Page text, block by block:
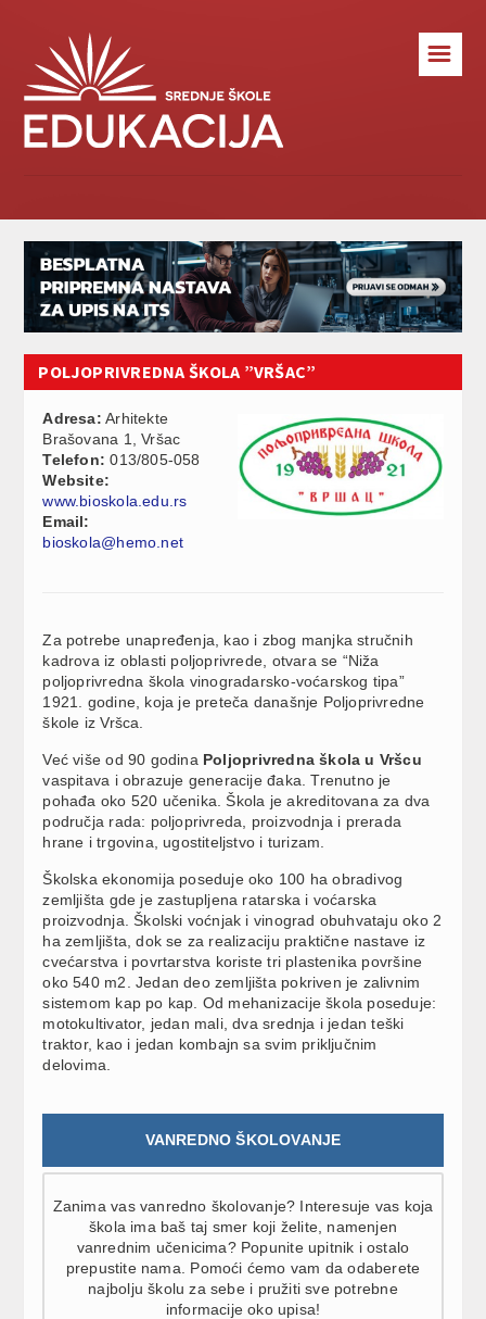
☰
POLJOPRIVREDNA ŠKOLA ”VRŠAC”
Adresa: Arhitekte
Brašovana 1, Vršac
Telefon: 013/805-058
Website:
www.bioskola.edu.rs
Email:
bioskola@hemo.net
Za potrebe unapređenja, kao i zbog manjka stručnih
kadrova iz oblasti poljoprivrede, otvara se “Niža
poljoprivredna škola vinogradarsko-voćarskog tipa”
1921. godine, koja je preteča današnje Poljoprivredne
škole iz Vršca.
Već više od 90 godina Poljoprivredna škola u Vršcu
vaspitava i obrazuje generacije đaka. Trenutno je
pohađa oko 520 učenika. Škola je akreditovana za dva
područja rada: poljoprivreda, proizvodnja i prerada
hrane i trgovina, ugostiteljstvo i turizam.
Školska ekonomija poseduje oko 100 ha obradivog
zemljišta gde je zastupljena ratarska i voćarska
proizvodnja. Školski voćnjak i vinograd obuhvataju oko 2
ha zemljišta, dok se za realizaciju praktične nastave iz
cvećarstva i povrtarstva koriste tri plastenika površine
oko 540 m2. Jedan deo zemljišta pokriven je zalivnim
sistemom kap po kap. Od mehanizacije škola poseduje:
motokultivator, jedan mali, dva srednja i jedan teški
traktor, kao i jedan kombajn sa svim priključnim
delovima.
VANREDNO ŠKOLOVANJE
Zanima vas vanredno školovanje? Interesuje vas koja
škola ima baš taj smer koji želite, namenjen
vanrednim učenicima? Popunite upitnik i ostalo
prepustite nama. Pomoći ćemo vam da odaberete
najbolju školu za sebe i pružiti sve potrebne
informacije oko upisa!